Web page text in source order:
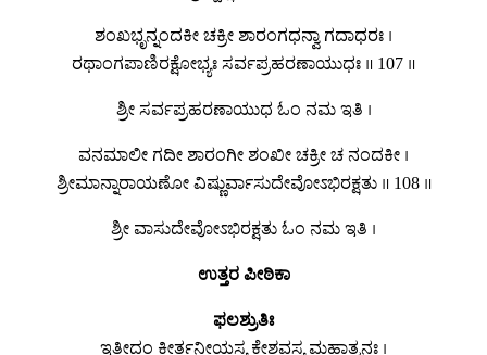
ಶಂಖಭೃನ್ನಂದಕೀ ಚಕ್ರೀ ಶಾರಂಗಧನ್ವಾ ಗದಾಧರಃ ।
ರಥಾಂಗಪಾಣಿರಕ್ಷೋಭ್ಯಃ ಸರ್ವಪ್ರಹರಣಾಯುಧಃ ॥ 107 ॥
ಶ್ರೀ ಸರ್ವಪ್ರಹರಣಾಯುಧ ಓಂ ನಮ ಇತಿ ।
ವನಮಾಲೀ ಗದೀ ಶಾರಂಗೀ ಶಂಖೀ ಚಕ್ರೀ ಚ ನಂದಕೀ ।
ಶ್ರೀಮಾನ್ನಾರಾಯಣೋ ವಿಷ್ಣುರ್ವಾಸುದೇವೋಽಭಿರಕ್ಷತು ॥ 108 ॥
ಶ್ರೀ ವಾಸುದೇವೋಽಭಿರಕ್ಷತು ಓಂ ನಮ ಇತಿ ।
ಉತ್ತರ ಪೀಠಿಕಾ
ಫಲಶ್ರುತಿಃ
ಇತೀದಂ ಕೀರ್ತನೀಯಸ್ಯ ಕೇಶವಸ್ಯ ಮಹಾತ್ಮನಃ ।